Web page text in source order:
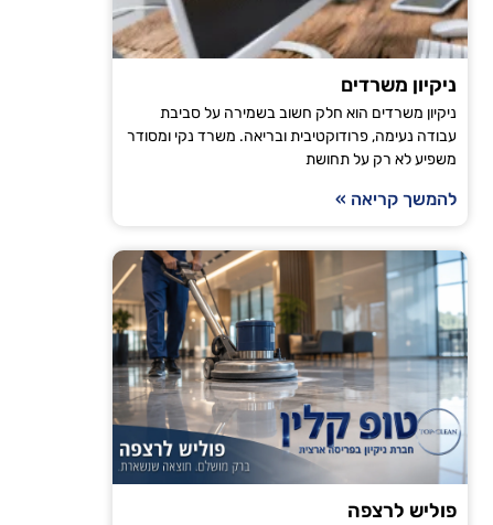
"אני עובדת עם טופ קלין כבר מספר חודשים וכל
מגיע בזמן, הניקיון יסודי והבית מרגיש רענן ונקי.
ניקיון משרדים
ניקיון משרדים הוא חלק חשוב בשמירה על סביבת
עבודה נעימה, פרודוקטיבית ובריאה. משרד נקי ומסודר
משפיע לא רק על תחושת
להמשך קריאה »
פוליש לרצפה